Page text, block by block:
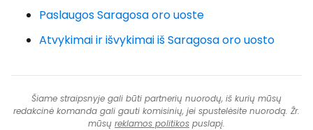
Paslaugos Saragosa oro uoste
Atvykimai ir išvykimai iš Saragosa oro uosto
Šiame straipsnyje gali būti partnerių nuorodų, iš kurių mūsų
redakcinė komanda gali gauti komisinių, jei spustelėsite nuorodą. Žr.
mūsų reklamos politikos puslapį.